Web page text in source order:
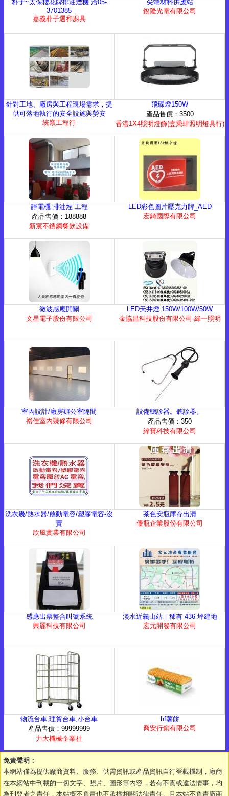
朴子~太保櫻花牌排油煙機.洽05-
3701385
嘉義朴子選和廚具
尖端材料供應站
銳隆光電有限公司
針對工地、廠房與工程現場需求，提
供可落地執行的安全設施與勞安
統嶺工程行
飛碟燈150W
產品售價：3500
香港1X4照明燈飾(壹乘肆照明燈具行)
靜電機 排油煙 工程
產品售價：188888
新宸不銹鋼餐飲設備
LED彩色圖片壓克力牌_AED
宏錡國際有限公司
微波感應開關
文星電子股份有限公司
LED天井燈 150W/100W/50W
金協昌科技股份有限公司-綠一照明
室內設計/廠房辦公室隔間
裕佳室內裝修有限公司
設備聽診器。聽診器。
產品售價：350
緯寶科技有限公司
洗衣幾/熱水器/啟動電容/塑膠電容-沒
賣
欣風實業有限公司
茶色安瓶庫存出清
優瓶企業股份有限公司
感應出票整合叫號系統
興麗科技有限公司
淡水近義山站｜稀有 436 坪建地
宏元開發有限公司
物流台車,理貨台車,小台車
產品售價：99999999
力大機械企業社
hf薯餅
喬安行銷有限公司
免責聲明：
本網站僅為提供廠商資料、服務、供需資訊或產品資訊自行登載機制，廠商
在本網站中刊載的一切文字、照片、圖形等內容，若有不實或違法情事，均
為刊登者之責任，本站概不負責也不承擔相關法律責任。且本站不負責廠商